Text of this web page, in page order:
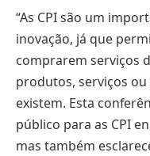
“As CPI são um
inovação, já que
comprarem serviços
produtos, serviços
existem. Esta
público para as CPI
mas também